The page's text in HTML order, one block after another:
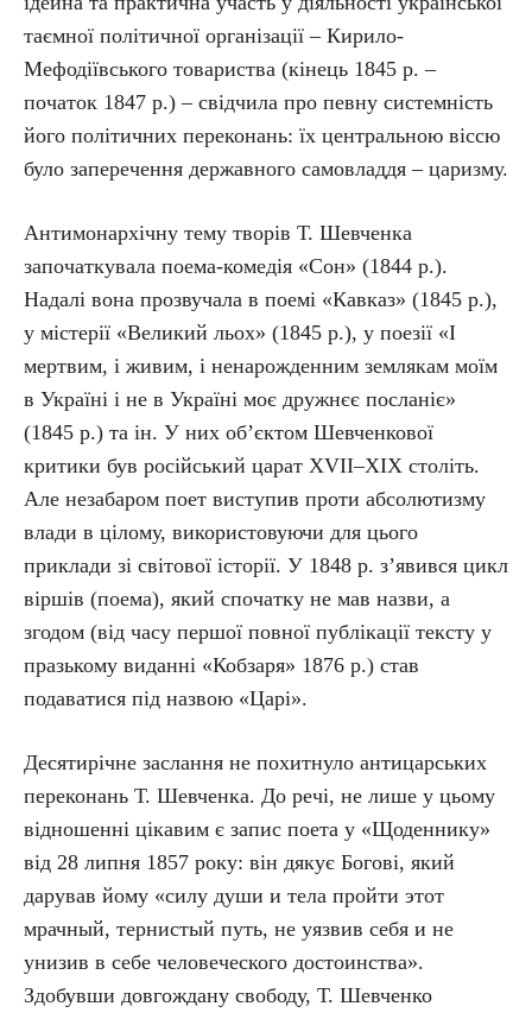
таємної політичної організації – Кирило-
Мефодіївського товариства (кінець 1845 р. –
початок 1847 р.) – свідчила про певну системність
його політичних переконань: їх центральною віссю
було заперечення державного самовладдя – царизму.
Антимонархічну тему творів Т. Шевченка
започаткувала поема-комедія «Сон» (1844 р.).
Надалі вона прозвучала в поемі «Кавказ» (1845 р.),
у містерії «Великий льох» (1845 р.), у поезії «І
мертвим, і живим, і ненарожденним землякам моїм
в Україні і не в Україні моє дружнєє посланіє»
(1845 р.) та ін. У них об’єктом Шевченкової
критики був російський царат XVII–XIX століть.
Але незабаром поет виступив проти абсолютизму
влади в цілому, використовуючи для цього
приклади зі світової історії. У 1848 р. з’явився цикл
віршів (поема), який спочатку не мав назви, а
згодом (від часу першої повної публікації тексту у
празькому виданні «Кобзаря» 1876 р.) став
подаватися під назвою «Царі».
Десятирічне заслання не похитнуло антицарських
переконань Т. Шевченка. До речі, не лише у цьому
відношенні цікавим є запис поета у «Щоденнику»
від 28 липня 1857 року: він дякує Богові, який
дарував йому «силу души и тела пройти этот
мрачный, тернистый путь, не уязвив себя и не
унизив в себе человеческого достоинства».
Здобувши довгождану свободу, Т. Шевченко